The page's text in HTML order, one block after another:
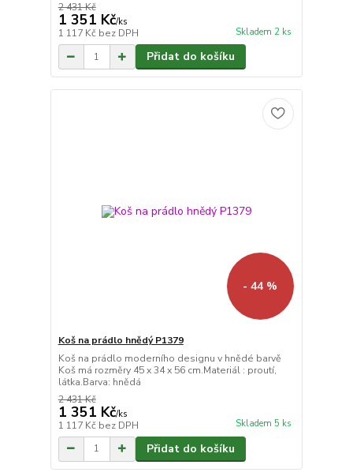
2 431 Kč
1 351 Kč/ks
1 117 Kč bez DPH Skladem 2 ks
Přidat do košíku
- 44 %
Koš na prádlo hnědý P1379
Koš na prádlo moderního designu v hnědé barvě
Koš má rozměry 45 x 34 x 56 cm.Materiál : proutí,
látka.Barva: hnědá
2 431 Kč
1 351 Kč/ks
1 117 Kč bez DPH Skladem 5 ks
Přidat do košíku